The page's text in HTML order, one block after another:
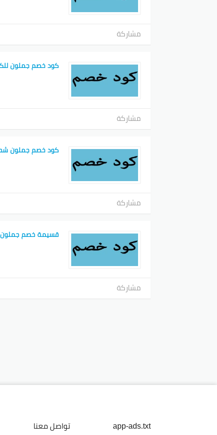
مشاركة
كود خصم جملون
مشاركة
كود خصم جملون
مشاركة
قسيمة خصم جملون
مشاركة
app-ads.txt
تواصل معنا